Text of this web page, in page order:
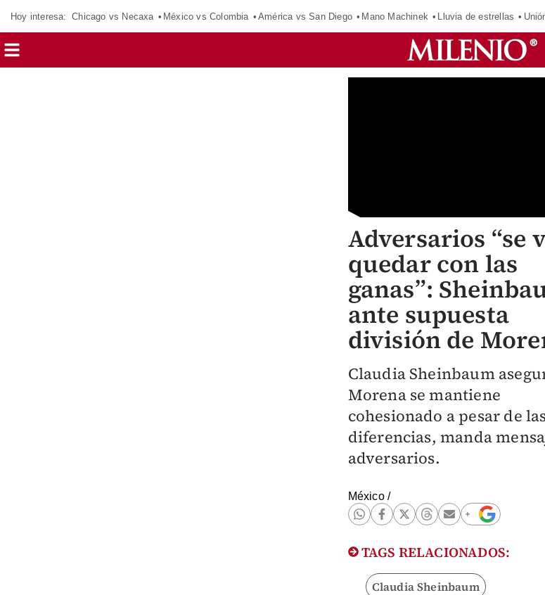
Hoy interesa: Chicago vs Necaxa México vs Colombia América vs San Diego Mano Machinek Lluvia de estrellas
Adversarios “se
quedar con las
ganas”:
ante supuesta
división de
Claudia Sheinbaum
Morena se mantiene
cohesionado a pesar de
diferencias, manda
adversarios.
México/
TAGS RELACIONADOS:
Claudia Sheinbaum